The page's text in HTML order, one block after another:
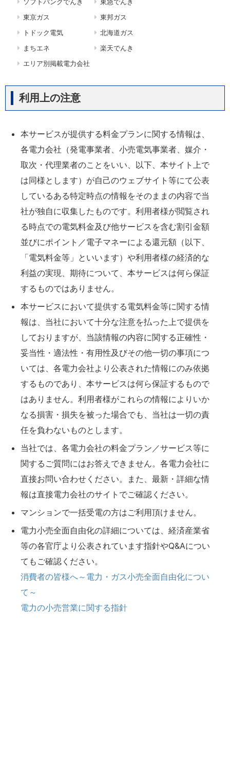
東京ガス
東邦ガス
トドック電気
北海道ガス
まちエネ
楽天でんき
エリア別掲載電力会社
利用上の注意
本サービスが提供する料金プランに関する情報は、
各電力会社（発電事業者、小売電気事業者、媒介・
取次・代理業者のことをいい、以下、本サイト上で
は同様とします）が自己のウェブサイト等にて公表
しているある特定時点の情報をそのままの内容で当
社が独自に収集したものです。利用者様が閲覧され
る時点での電気料金及び他サービスを含む割引金額
並びにポイント／電子マネーによる還元額（以下、
「電気料金等」といいます）や利用者様の経済的な
利益の実現、期待について、本サービスは何ら保証
するものではありません。
本サービスにおいて提供する電気料金等に関する情
報は、当社において十分な注意を払った上で提供を
しておりますが、当該情報の内容に関する正確性・
妥当性・適法性・有用性及びその他一切の事項につ
いては、各電力会社より公表された情報にのみ依拠
するものであり、本サービスは何ら保証するもので
はありません。利用者様がこれらの情報によりいか
なる損害・損失を被った場合でも、当社は一切の責
任を負わないものとします。
当社では、各電力会社の料金プラン／サービス等に
関するご質問にはお答えできません。各電力会社に
直接お問い合わせください。また、最新・詳細な情
報は直接電力会社のサイトでご確認ください。
マンションで一括受電の方はご利用頂けません。
電力小売全面自由化の詳細については、経済産業省
等の各官庁より公表されています指針やQ&Aについ
てもご確認ください。
消費者の皆様へ～電力・ガス小売全面自由化につい
て～
電力の小売営業に関する指針